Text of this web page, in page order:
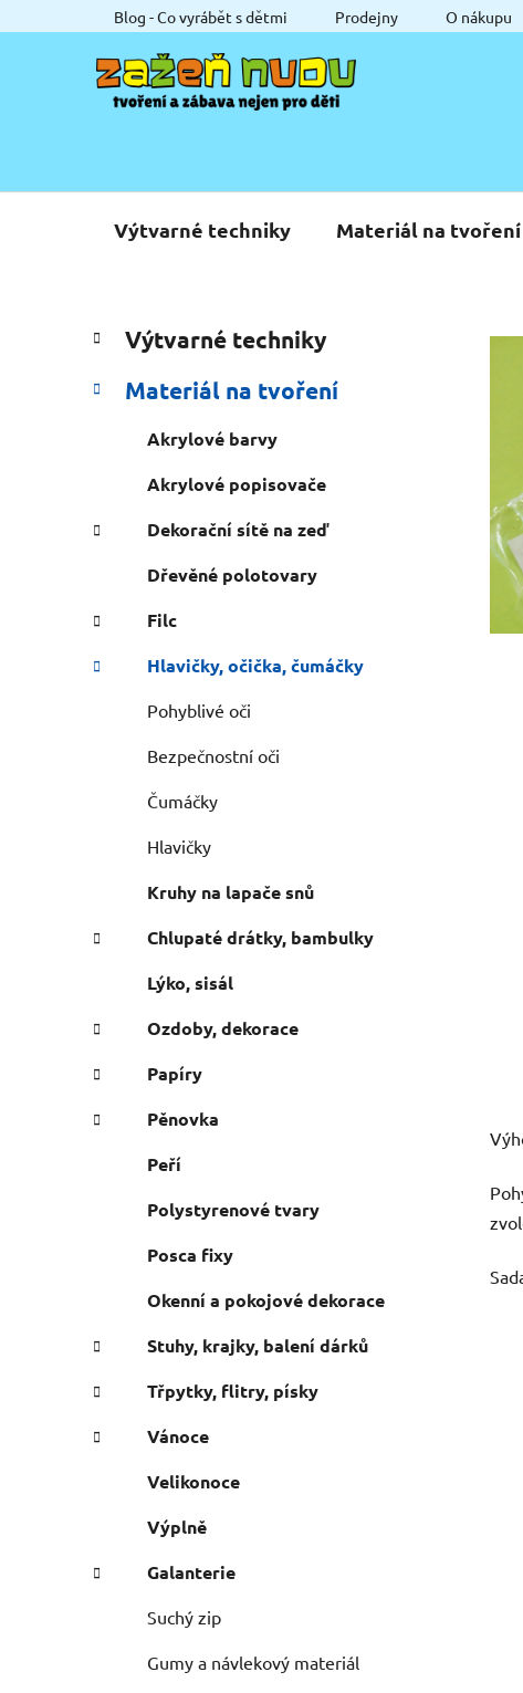
na
Blog - Co vyrábět s dětmi Prodejny O nákupu
Výtvarné techniky Materiál na tvoření
P
o
s
n
a
e
Přeskočit
kategorie
a
e
e
Výtvarné techniky
Materiál na tvoření
Akrylové barvy
Akrylové popisovače
Dekorační sítě na zeď
Dřevěné polotovary
Filc
Hlavičky, očička, čumáčky
Pohyblivé oči
Bezpečnostní oči
Čumáčky
Hlavičky
Kruhy na lapače snů
Chlupaté drátky, bambulky
Lýko, sisál
Ozdoby, dekorace
Papíry
Pěnovka
Peří
Polystyrenové tvary
Posca fixy
Okenní a pokojové dekorace
Stuhy, krajky, balení dárků
Třpytky, flitry, písky
Vánoce
Velikonoce
Výplně
Galanterie
Suchý zip
Gumy a návlekový materiál